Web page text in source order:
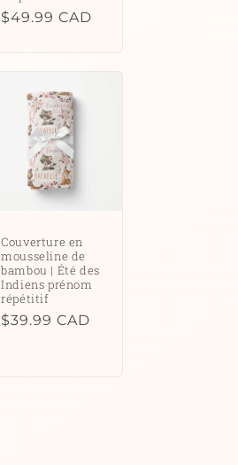
Prix
$49.99 CAD
Couverture en
mousseline de
bambou | Été des
Indiens prénom
répétitif
Prix
$39.99 CAD